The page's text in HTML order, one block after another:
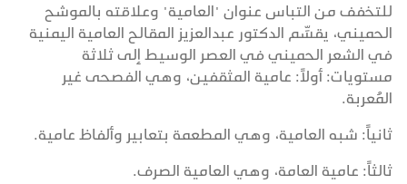
للتخفف من التباس عنوان "العامية" وعلاقته بالموشح
الحميني، يقسِّم الدكتور عبدالعزيز المقالح العامية اليمنية
في الشعر الحميني في العصر الوسيط إلى ثلاثة
مستويات: أولاً: عامية المثقفين، وهي الفصحى غير
المُعربة.
ثانياً: شبه العامية، وهي المطعمة بتعابير وألفاظ عامية.
ثالثاً: عامية العامة، وهي العامية الصرف.